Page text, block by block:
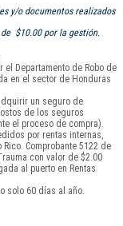
y/o documentos realizados
$10.00 por la gestión.
Departamento de Robo de
en el sector de Honduras
un seguro de
de los seguros
el proceso de compra).
por rentas internas,
Comprobante 5122 de
con valor de $2.00
al puerto en Rentas
solo 60 días al año.